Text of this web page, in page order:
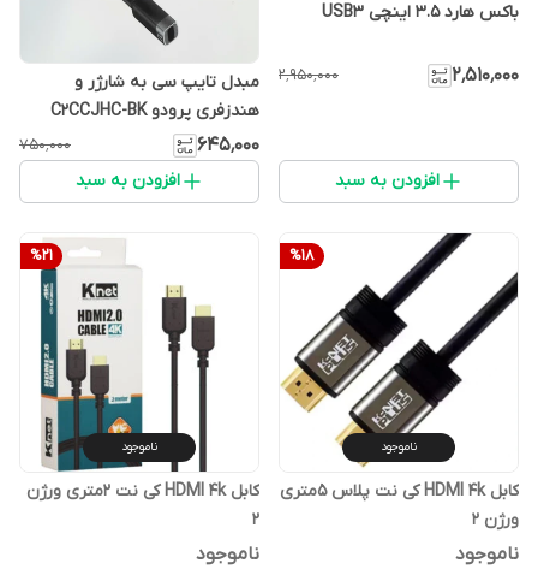
باکس هارد 3.5 اینچی USB3
۲٬۵۱۰٬۰۰۰ ۲٬۹۵۰٬۰۰۰
افزودن به سبد
مبدل تایپ سی به شارژر و
هندزفری پرودو C2CCJHC-BK
۶۴۵٬۰۰۰ ۷۵۰٬۰۰۰
افزودن به سبد
%18
ناموجود
کابل HDMI 4k کی نت پلاس 5متری
ورژن 2
ناموجود
%21
ناموجود
کابل HDMI 4k کی نت 2متری ورژن
2
ناموجود